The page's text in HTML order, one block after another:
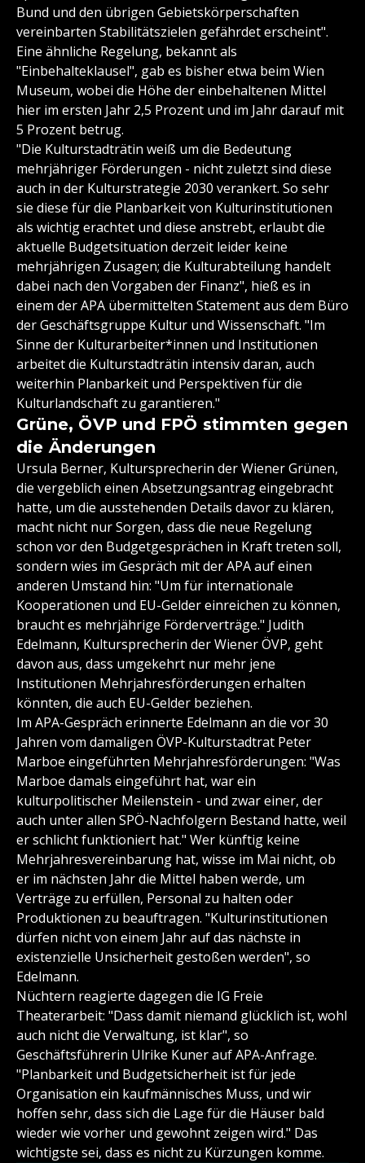
Bund und den übrigen Gebietskörperschaften
vereinbarten Stabilitätszielen gefährdet erscheint".
Eine ähnliche Regelung, bekannt als
"Einbehalteklausel", gab es bisher etwa beim Wien
Museum, wobei die Höhe der einbehaltenen Mittel
hier im ersten Jahr 2,5 Prozent und im Jahr darauf mit
5 Prozent betrug.
"Die Kulturstadträtin weiß um die Bedeutung
mehrjähriger Förderungen - nicht zuletzt sind diese
auch in der Kulturstrategie 2030 verankert. So sehr
sie diese für die Planbarkeit von Kulturinstitutionen
als wichtig erachtet und diese anstrebt, erlaubt die
aktuelle Budgetsituation derzeit leider keine
mehrjährigen Zusagen; die Kulturabteilung handelt
dabei nach den Vorgaben der Finanz", hieß es in
einem der APA übermittelten Statement aus dem Büro
der Geschäftsgruppe Kultur und Wissenschaft. "Im
Sinne der Kulturarbeiter*innen und Institutionen
arbeitet die Kulturstadträtin intensiv daran, auch
weiterhin Planbarkeit und Perspektiven für die
Kulturlandschaft zu garantieren."
Grüne, ÖVP und FPÖ stimmten gegen
die Änderungen
Ursula Berner, Kultursprecherin der Wiener Grünen,
die vergeblich einen Absetzungsantrag eingebracht
hatte, um die ausstehenden Details davor zu klären,
macht nicht nur Sorgen, dass die neue Regelung
schon vor den Budgetgesprächen in Kraft treten soll,
sondern wies im Gespräch mit der APA auf einen
anderen Umstand hin: "Um für internationale
Kooperationen und EU-Gelder einreichen zu können,
braucht es mehrjährige Förderverträge." Judith
Edelmann, Kultursprecherin der Wiener ÖVP, geht
davon aus, dass umgekehrt nur mehr jene
Institutionen Mehrjahresförderungen erhalten
könnten, die auch EU-Gelder beziehen.
Im APA-Gespräch erinnerte Edelmann an die vor 30
Jahren vom damaligen ÖVP-Kulturstadtrat Peter
Marboe eingeführten Mehrjahresförderungen: "Was
Marboe damals eingeführt hat, war ein
kulturpolitischer Meilenstein - und zwar einer, der
auch unter allen SPÖ-Nachfolgern Bestand hatte, weil
er schlicht funktioniert hat." Wer künftig keine
Mehrjahresvereinbarung hat, wisse im Mai nicht, ob
er im nächsten Jahr die Mittel haben werde, um
Verträge zu erfüllen, Personal zu halten oder
Produktionen zu beauftragen. "Kulturinstitutionen
dürfen nicht von einem Jahr auf das nächste in
existenzielle Unsicherheit gestoßen werden", so
Edelmann.
Nüchtern reagierte dagegen die IG Freie
Theaterarbeit: "Dass damit niemand glücklich ist, wohl
auch nicht die Verwaltung, ist klar", so
Geschäftsführerin Ulrike Kuner auf APA-Anfrage.
"Planbarkeit und Budgetsicherheit ist für jede
Organisation ein kaufmännisches Muss, und wir
hoffen sehr, dass sich die Lage für die Häuser bald
wieder wie vorher und gewohnt zeigen wird." Das
wichtigste sei, dass es nicht zu Kürzungen komme.